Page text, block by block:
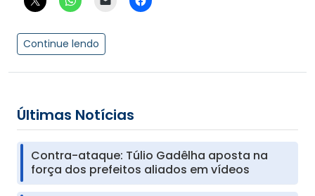
Continue lendo
Últimas Notícias
Contra-ataque: Túlio Gadêlha aposta na
força dos prefeitos aliados em vídeos